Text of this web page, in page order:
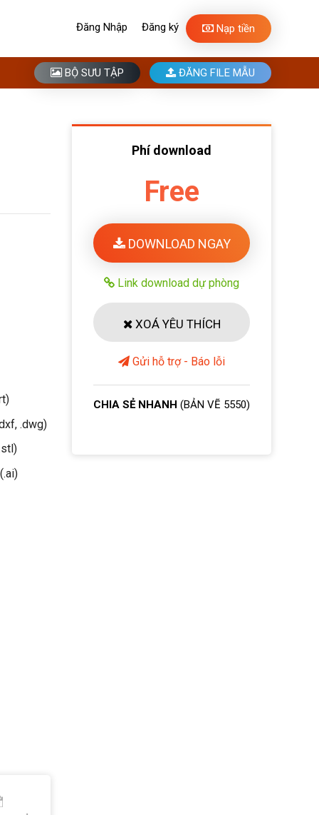
Đăng Nhập Đăng ký Nạp tiền
BỘ SƯU TẬP ĐĂNG FILE MẪU
.dwg)
Phí download
Free
DOWNLOAD NGAY
Link download dự phòng
XOÁ YÊU THÍCH
Gửi hỗ trợ - Báo lỗi
CHIA SẺ NHANH (BẢN VẼ 5550)